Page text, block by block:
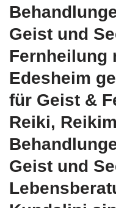
Geist und
Fernheilung
Edesheim
für Geist &
Reiki,
Geist und